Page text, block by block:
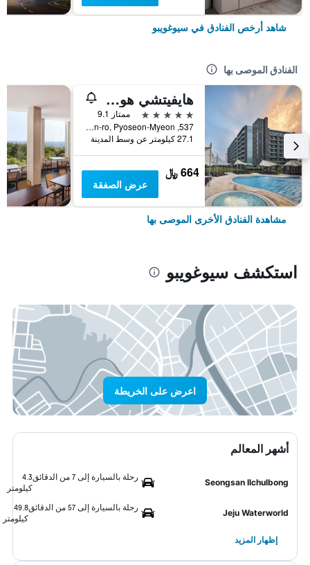
شاهد أرخص الفنادق في سيوغويبو
الفنادق الموصى بها
هايفيتشي هوتل آند ريزورت جيجو
5 نجوم
ممتاز 9.1
537, Minsokhaean-ro, Pyoseon-Myeon, سيوغويبو, كوريا الجنوبية
27.1 كيلومتر عن وسط المدينة
664 ﷼
عرض الصفقة
مشاهدة الفنادق الأخرى الموصى بها
استكشف سيوغويبو
اعرض على الخريطة
أشهر المعالم
Seongsan Ilchulbong
رحلة بالسيارة إلى 7 من الدقائق
4.3
كيلومتر
Jeju Waterworld
رحلة بالسيارة إلى 57 من الدقائق
49.8
كيلومتر
إظهار المزيد